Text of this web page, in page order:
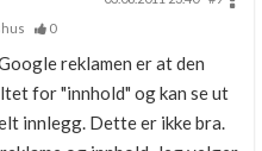
0
reklamen er at den
for "innhold" og kan se ut
innlegg. Dette er ikke bra.